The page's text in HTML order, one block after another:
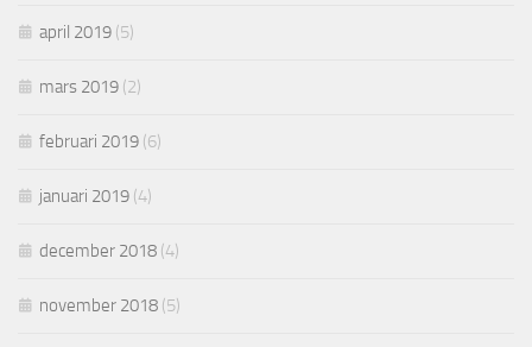
april 2019 (5)
mars 2019 (2)
februari 2019 (6)
januari 2019 (4)
december 2018 (4)
november 2018 (5)